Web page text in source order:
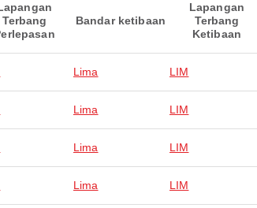
Terbang
Bandar ketibaan
Lapangan
Terbang
Ketibaan
Lima LIM
Lima LIM
Lima LIM
Lima LIM